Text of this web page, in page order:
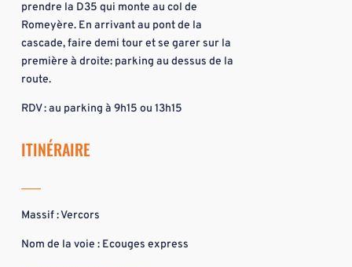
prendre la D35 qui monte au col de
Romeyère. En arrivant au pont de la
cascade, faire demi tour et se garer sur la
première à droite: parking au dessus de la
route.
RDV : au parking à 9h15 ou 13h15
ITINÉRAIRE
Massif : Vercors
Nom de la voie : Ecouges express